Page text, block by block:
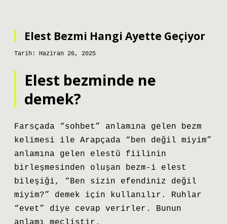
Elest Bezmi Hangi Ayette Geçiyor
Tarih: Haziran 26, 2025
Elest bezminde ne
demek?
Farsçada “sohbet” anlamına gelen bezm
kelimesi ile Arapçada “ben değil miyim”
anlamına gelen elestü fiilinin
birleşmesinden oluşan bezm-i elest
bileşiği, “Ben sizin efendiniz değil
miyim?” demek için kullanılır. Ruhlar
“evet” diye cevap verirler. Bunun